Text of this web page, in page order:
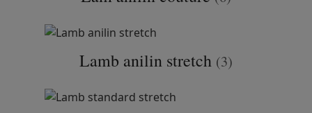
Lamb anilin stretch (3)